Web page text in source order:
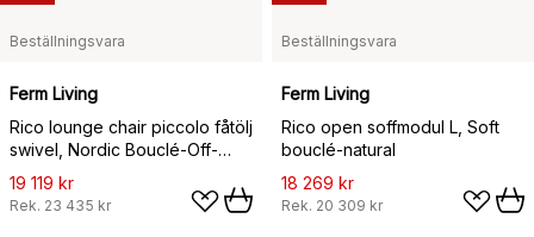
Beställningsvara
Ferm Living
Rico lounge chair piccolo fåtölj
swivel, Nordic Bouclé-Off-
white
19 119 kr
Rek. 23 435 kr
Beställningsvara
Ferm Living
Rico open soffmodul L, Soft
bouclé-natural
18 269 kr
Rek. 20 309 kr